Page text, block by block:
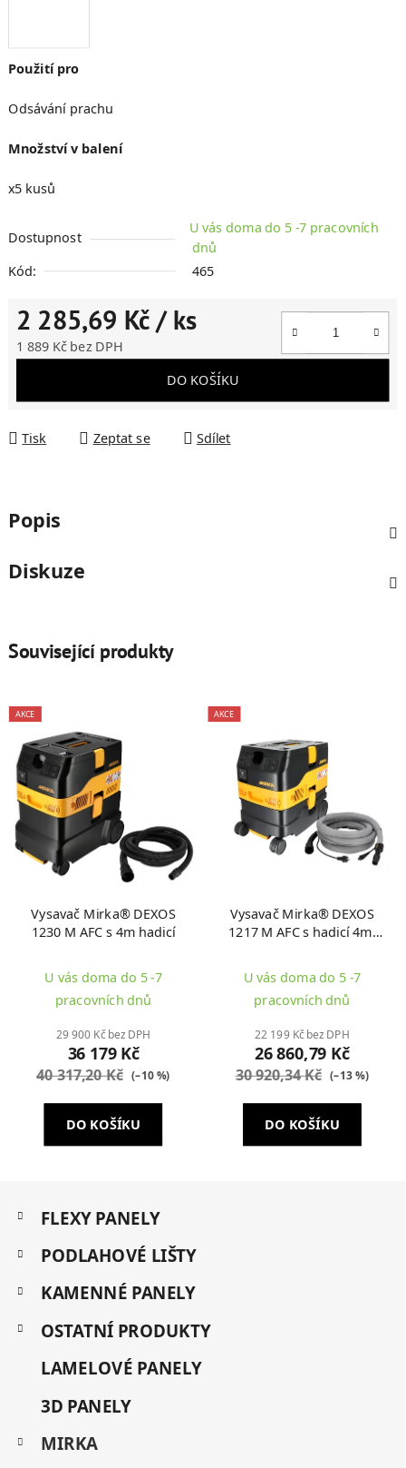
Použití pro
Odsávání prachu
Množství v balení
x5 kusů
Dostupnost
U vás doma do 5 -7 pracovních
dnů
Kód:
465
2 285,69 Kč/ ks
1 889 Kč bez DPH
DO KOŠÍKU
Tisk Zeptat se Sdílet
Popis
Diskuze
Související produkty
AKCE
Vysavač Mirka® DEXOS
1230 M AFC s 4m hadicí
U vás doma do 5 -7
pracovních dnů
29 900 Kč bez DPH
36 179 Kč
40 317,20 Kč (–10 %)
DO KOŠÍKU
AKCE
Vysavač Mirka® DEXOS
1217 M AFC s hadicí 4m,
kabelem 230V
U vás doma do 5 -7
pracovních dnů
22 199 Kč bez DPH
26 860,79 Kč
30 920,34 Kč (–13 %)
DO KOŠÍKU
K
a
e
o
i
FLEXY PANELY
PODLAHOVÉ LIŠTY
KAMENNÉ PANELY
OSTATNÍ PRODUKTY
LAMELOVÉ PANELY
3D PANELY
MIRKA